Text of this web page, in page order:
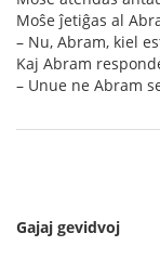
Moŝe ĵetiĝas al
– Nu, Abram, kiel
Kaj Abram
– Unue ne Abram
Gajaj gevidvoj